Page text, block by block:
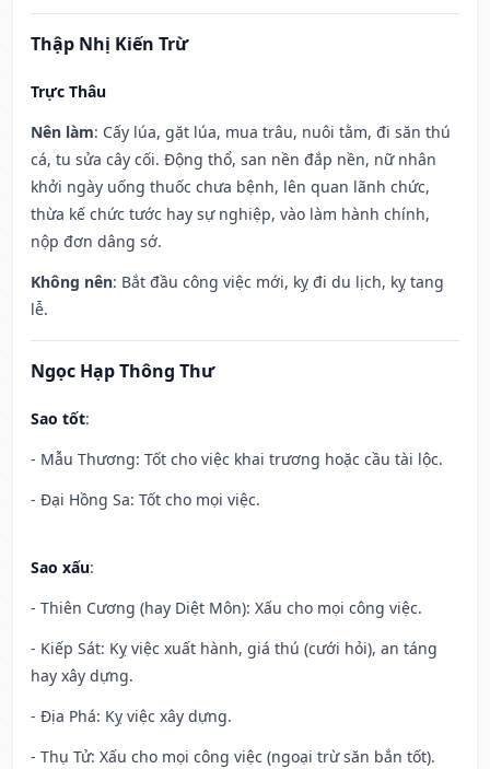
Thập Nhị Kiến Trừ
Trực Thâu
Nên làm: Cấy lúa, gặt lúa, mua trâu, nuôi tằm, đi săn thú
cá, tu sửa cây cối. Động thổ, san nền đắp nền, nữ nhân
khởi ngày uống thuốc chưa bệnh, lên quan lãnh chức,
thừa kế chức tước hay sự nghiệp, vào làm hành chính,
nộp đơn dâng sớ.
Không nên: Bắt đầu công việc mới, kỵ đi du lịch, kỵ tang
lễ.
Ngọc Hạp Thông Thư
Sao tốt:
- Mẫu Thương: Tốt cho việc khai trương hoặc cầu tài lộc.
- Đại Hồng Sa: Tốt cho mọi việc.
Sao xấu:
- Thiên Cương (hay Diệt Môn): Xấu cho mọi công việc.
- Kiếp Sát: Kỵ việc xuất hành, giá thú (cưới hỏi), an táng
hay xây dựng.
- Địa Phá: Kỵ việc xây dựng.
- Thụ Tử: Xấu cho mọi công việc (ngoại trừ săn bắn tốt).